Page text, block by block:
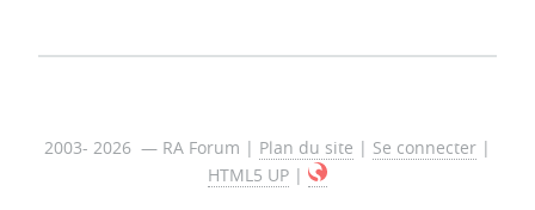
2003- 2026 — RA Forum | Plan du site | Se connecter |
HTML5 UP |